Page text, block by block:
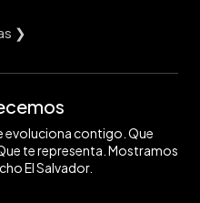
❯
evoluciona contigo. Que
te representa. Mostramos
El Salvador.